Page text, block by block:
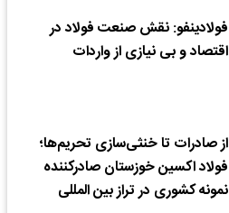
فولادینفو: نقش صنعت فولاد در
اقتصاد و بی نیازی از واردات
از صادرات تا خنثی‌سازی تحریم‌ها؛
فولاد اکسین خوزستان صادرکننده‌
نمونه کشوری در تراز بین المللی